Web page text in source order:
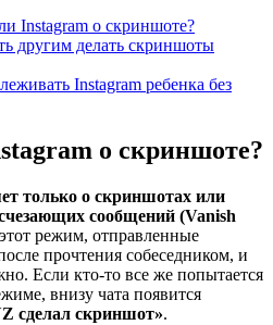
Instagram о скриншоте?
другим делать скриншоты
Instagram ребенка без
о скриншоте?
только о скриншотах или
сообщений (Vanish
режим, отправленные
прочтения собеседником, и
Если кто-то все же попытается
внизу чата появится
сделал скриншот».